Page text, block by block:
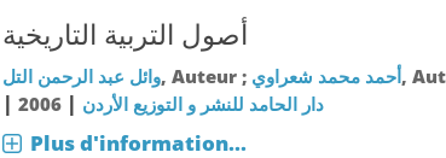
أصول التربية التاريخية
وائل عبد الرحمن التل, Auteur ; أحمد محمد شعراوي,
| دار الحامد للنشر و التوزيع الأردن |
2006
Plus d'information...